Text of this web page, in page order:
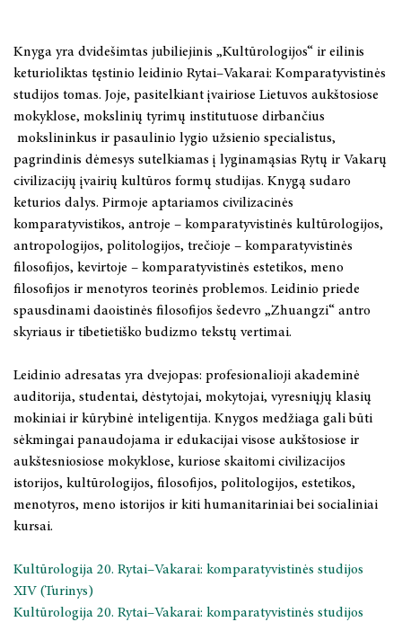
Knyga yra dvidešimtas jubiliejinis „Kultūrologijos“ ir eilinis
keturioliktas tęstinio leidinio Rytai–Vakarai: Komparatyvistinės
studijos tomas. Joje, pasitelkiant įvairiose Lietuvos aukštosiose
mokyklose, mokslinių tyrimų institutuose dirbančius
mokslininkus ir pasaulinio lygio užsienio specialistus,
pagrindinis dėmesys sutelkiamas į lyginamąsias Rytų ir Vakarų
civilizacijų įvairių kultūros formų studijas. Knygą sudaro
keturios dalys. Pirmoje aptariamos civilizacinės
komparatyvistikos, antroje – komparatyvistinės kultūrologijos,
antropologijos, politologijos, trečioje – komparatyvistinės
filosofijos, kevirtoje – komparatyvistinės estetikos, meno
filosofijos ir menotyros teorinės problemos. Leidinio priede
spausdinami daoistinės filosofijos šedevro „Zhuangzi“ antro
skyriaus ir tibetietiško budizmo tekstų vertimai.
Leidinio adresatas yra dvejopas: profesionalioji akademinė
auditorija, studentai, dėstytojai, mokytojai, vyresniųjų klasių
mokiniai ir kūrybinė inteligentija. Knygos medžiaga gali būti
sėkmingai panaudojama ir edukacijai visose aukštosiose ir
aukštesniosiose mokyklose, kuriose skaitomi civilizacijos
istorijos, kultūrologijos, filosofijos, politologijos, estetikos,
menotyros, meno istorijos ir kiti humanitariniai bei socialiniai
kursai.
Kultūrologija 20. Rytai–Vakarai: komparatyvistinės studijos
XIV (Turinys)
Kultūrologija 20. Rytai–Vakarai: komparatyvistinės studijos